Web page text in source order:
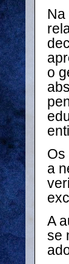
Na
o
Os
a
A
se